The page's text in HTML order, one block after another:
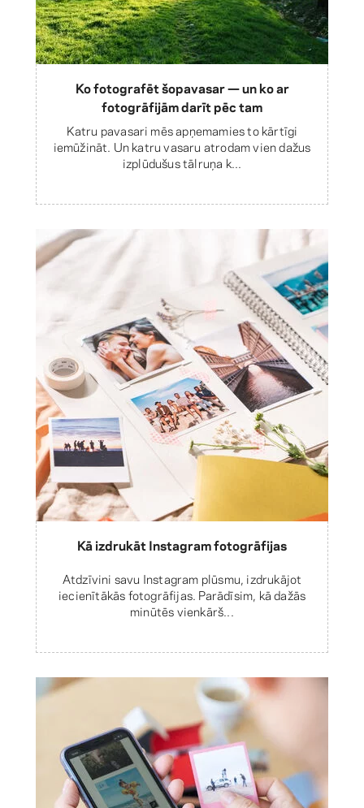
Ko fotografēt šopavasar — un ko ar
fotogrāfijām darīt pēc tam
Katru pavasari mēs apņemamies to kārtīgi
iemūžināt. Un katru vasaru atrodam vien dažus
izplūdušus tālruņa k...
Kā izdrukāt Instagram fotogrāfijas
Atdzīvini savu Instagram plūsmu, izdrukājot
iecienītākās fotogrāfijas. Parādīsim, kā dažās
minūtēs vienkārš...